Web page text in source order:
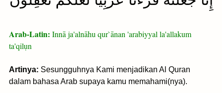
Arab-Latin: Innā ja'alnāhu qur`ānan 'arabiyyal la'allakum
ta'qilụn
Artinya: Sesungguhnya Kami menjadikan Al Quran
dalam bahasa Arab supaya kamu memahami(nya).